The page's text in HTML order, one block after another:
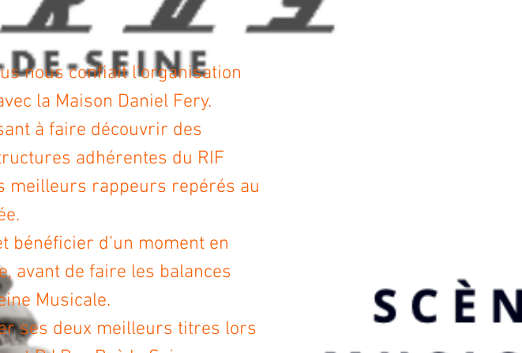
nous confiait l’organisation
la Maison Daniel Fery.
à faire découvrir des
adhérentes du RIF
meilleurs rappeurs repérés au
d’un moment en
avant de faire les balances
Musicale.
ses deux meilleurs titres lors